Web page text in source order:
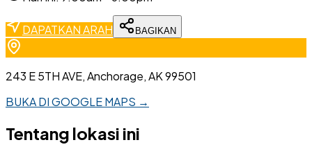
DAPATKAN ARAH BAGIKAN
243 E 5TH AVE, Anchorage, AK 99501
BUKA DI GOOGLE MAPS →
Tentang lokasi ini